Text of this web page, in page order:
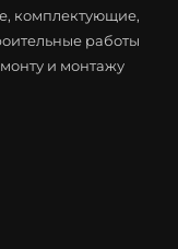
комплектующие,
работы
и монтажу